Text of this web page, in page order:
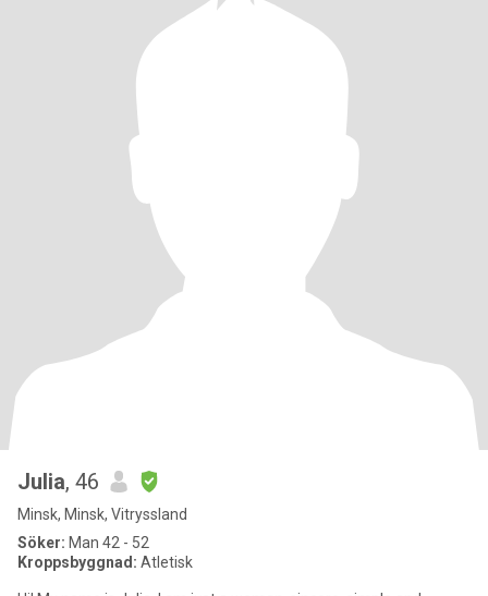
Julia, 46
Minsk, Minsk, Vitryssland
Söker: Man 42 - 52
Kroppsbyggnad: Atletisk